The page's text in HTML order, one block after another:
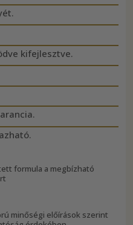
kifejlesztve.
formula a megbízható
minőségi előírások szerint